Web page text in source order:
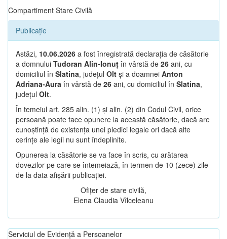
Compartiment Stare Civilă
Publicație
Astăzi, 10.06.2026 a fost înregistrată declarația de căsătorie
a domnului Tudoran Alin-Ionuț în vârstă de 26 ani, cu
domiciliul în Slatina, județul Olt și a doamnei Anton
Adriana-Aura în vârstă de 26 ani, cu domiciliul în Slatina,
județul Olt.
În temeiul art. 285 alin. (1) și alin. (2) din Codul Civil, orice
persoană poate face opunere la această căsătorie, dacă are
cunoștință de existența unei piedici legale ori dacă alte
cerințe ale legii nu sunt îndeplinite.
Opunerea la căsătorie se va face în scris, cu arătarea
dovezilor pe care se întemeiază, în termen de 10 (zece) zile
de la data afișării publicației.
Ofițer de stare civilă,
Elena Claudia Vîlceleanu
Serviciul de Evidență a Persoanelor